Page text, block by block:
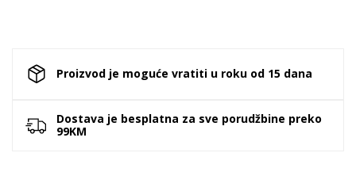
Proizvod je moguće vratiti u roku od 15 dana
Dostava je besplatna za sve porudžbine preko
99KM